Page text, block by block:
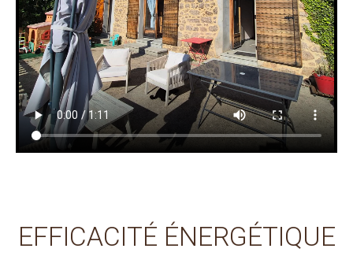
EFFICACITÉ ÉNERGÉTIQUE